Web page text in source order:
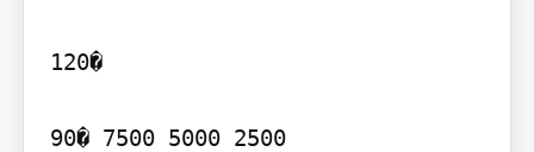
120�
90� 7500 5000 2500